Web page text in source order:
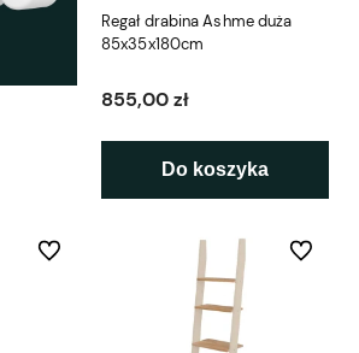
Regał drabina Ashme duża
85x35x180cm
855,00 zł
Do koszyka
Do ulubionych Do